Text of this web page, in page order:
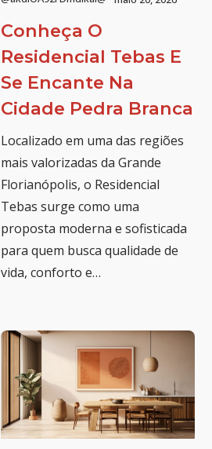
Conheça O
Residencial Tebas E
Se Encante Na
Cidade Pedra Branca
Localizado em uma das regiões
mais valorizadas da Grande
Florianópolis, o Residencial
Tebas surge como uma
proposta moderna e sofisticada
para quem busca qualidade de
vida, conforto e…